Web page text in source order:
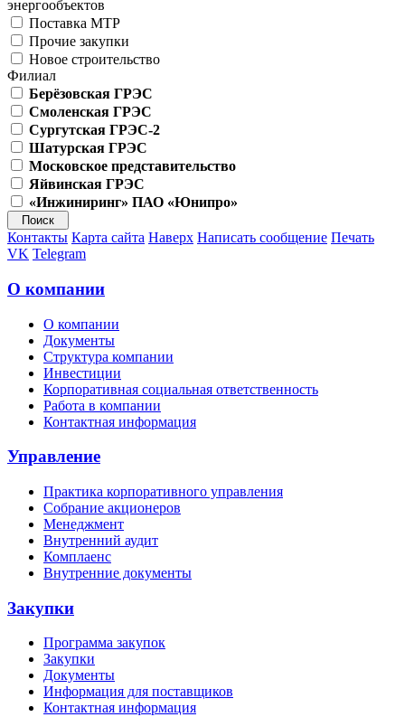
энергообъектов
Поставка МТР
Прочие закупки
Новое строительство
Филиал
Берёзовская ГРЭС
Смоленская ГРЭС
Сургутская ГРЭС-2
Шатурская ГРЭС
Московское представительство
Яйвинская ГРЭС
«Инжиниринг» ПАО «Юнипро»
Контакты Карта сайта Наверх Написать сообщение Печать
VK Telegram
О компании
О компании
Документы
Структура компании
Инвестиции
Корпоративная социальная ответственность
Работа в компании
Контактная информация
Управление
Практика корпоративного управления
Собрание акционеров
Менеджмент
Внутренний аудит
Комплаенс
Внутренние документы
Закупки
Программа закупок
Закупки
Документы
Информация для поставщиков
Контактная информация